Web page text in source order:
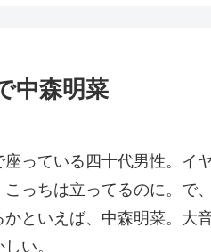
中森明菜
っている四十代男性。イ
っちは立ってるのに。で
といえば、中森明菜。大音
い。